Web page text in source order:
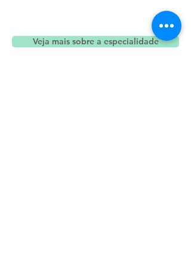
Veja mais sobre a especialidade